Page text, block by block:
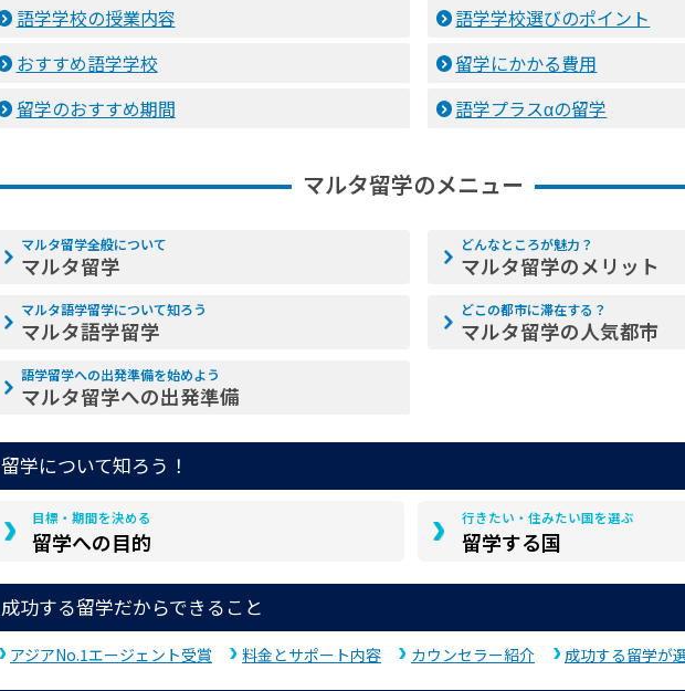
語学学校の授業内容
語学学校選びのポイント
おすすめ語学学校
留学にかかる費用
留学のおすすめ期間
語学プラスαの留学
マルタ留学のメニュー
マルタ留学全般について
マルタ留学
どんなところが魅力？
マルタ留学のメリット
マルタ語学留学について知ろう
マルタ語学留学
どこの都市に滞在する？
マルタ留学の人気都市
語学留学への出発準備を始めよう
マルタ留学への出発準備
留学について知ろう！
目標・期間を決める
留学への目的
行きたい・住みたい国を選ぶ
留学する国
成功する留学だからできること
アジアNo.1エージェント受賞 料金とサポート内容 カウンセラー紹介 成功する留学が